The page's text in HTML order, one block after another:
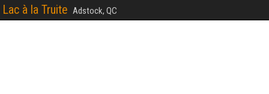
Lac à la Truite Adstock, QC